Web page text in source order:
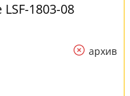
1803-08
архив